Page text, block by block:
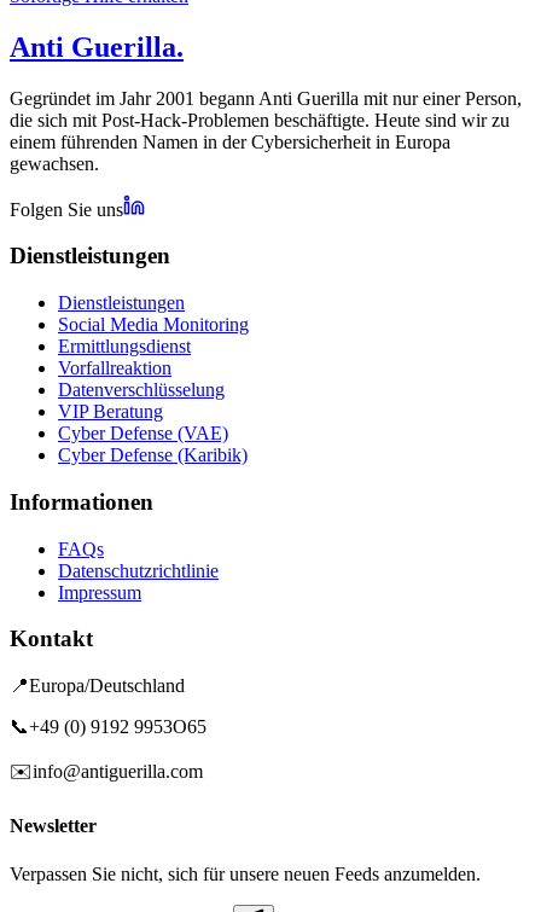
Anti Guerilla.
Gegründet im Jahr 2001 begann Anti Guerilla mit nur einer Person,
die sich mit Post-Hack-Problemen beschäftigte. Heute sind wir zu
einem führenden Namen in der Cybersicherheit in Europa
gewachsen.
Folgen Sie uns
Dienstleistungen
Dienstleistungen
Social Media Monitoring
Ermittlungsdienst
Vorfallreaktion
Datenverschlüsselung
VIP Beratung
Cyber Defense (VAE)
Cyber Defense (Karibik)
Informationen
FAQs
Datenschutzrichtlinie
Impressum
Kontakt
📍Europa/Deutschland
📞+49 (0) 9192 9953O65
✉️info@antiguerilla.com
Newsletter
Verpassen Sie nicht, sich für unsere neuen Feeds anzumelden.